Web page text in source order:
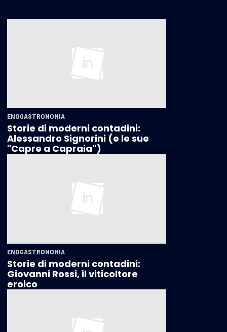
ENOGASTRONOMIA
Storie di moderni contadini:
Alessandro Signorini (e le sue
"Capre a Capraia")
ENOGASTRONOMIA
Storie di moderni contadini:
Giovanni Rossi, il viticoltore
eroico